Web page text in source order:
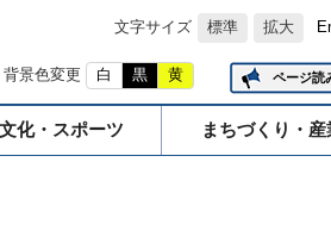
文字サイズ 標準 拡大
背景色変更 白 黒 黄 ページ読
化・スポーツ まちづくり・